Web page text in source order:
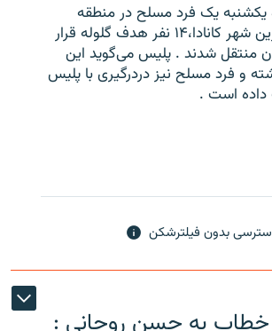
یکشنبه یک فرد مسلح در منطقه
مرکزی تورنتو ،‌بزرگترین شهر کانادا،۱۴ نفر هدف گلوله قرار
منتقل شدند . پلیس می‌گوید این
و فرد مسلح نیز دردرگیری با پلیس
داده است .
بدون فیلترشکن